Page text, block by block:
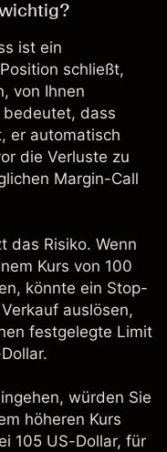
ist ein
schließt,
von Ihnen
bedeutet, dass
er automatisch
die Verluste zu
Margin-Call
das Risiko. Wenn
Kurs von 100
könnte ein Stop-
auslösen,
festgelegte Limit
würden Sie
höheren Kurs
105 US-Dollar, für